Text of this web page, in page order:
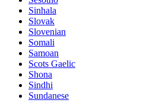
Sinhala
Slovak
Slovenian
Somali
Samoan
Scots Gaelic
Shona
Sindhi
Sundanese